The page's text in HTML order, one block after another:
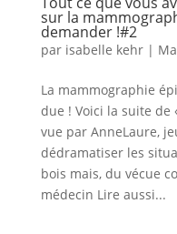
sur la
demander !#2
par isabelle kehr|
La mammographie
due ! Voici la suite de
vue par AnneLaure,
dédramatiser les
bois mais, du vécue
médecin Lire aussi...